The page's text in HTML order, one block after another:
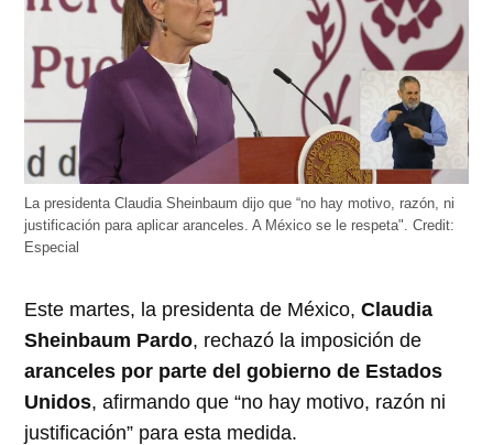
La presidenta Claudia Sheinbaum dijo que “no hay motivo, razón, ni
justificación para aplicar aranceles. A México se le respeta".Credit:
Especial
Este martes, la presidenta de México,Claudia
Sheinbaum Pardo, rechazó la imposición de
aranceles por parte del gobierno de Estados
Unidos, afirmando que “no hay motivo, razón ni
justificación” para esta medida.